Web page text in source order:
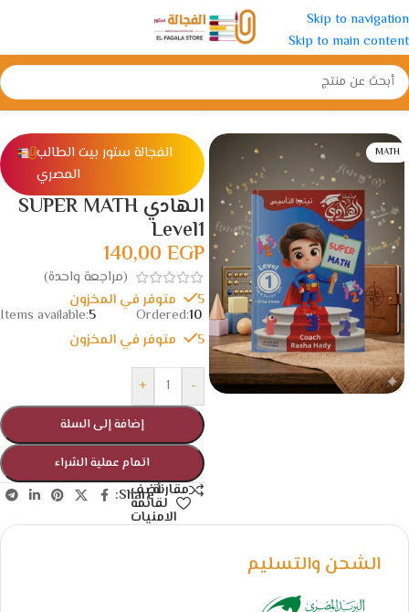
Skip to navigation
Skip to main content
الرئيسية/رياض الأطفال/كتب التأسيس
MATH
الفجالة ستور بيت الطالب
المصري
الهادي SUPER MATH
Level1
140,00 EGP
(مراجعة واحدة)
5 متوفر في المخزون
Ordered:10
Items available:5
5 متوفر في المخزون
-
+
إضافة إلى السلة
اتمام عملية الشراء
مقارنةأضف
لقائمة
الامنيات
Share:
الشحن والتسليم